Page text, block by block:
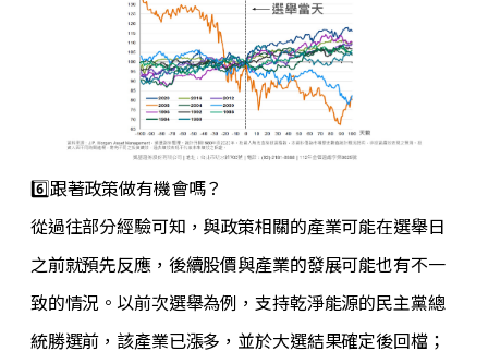
6️⃣跟著政策做有機會嗎？
從過往部分經驗可知，與政策相關的產業可能在選舉日
之前就預先反應，後續股價與產業的發展可能也有不一
致的情況。以前次選舉為例，支持乾淨能源的民主黨總
統勝選前，該產業已漲多，並於大選結果確定後回檔；